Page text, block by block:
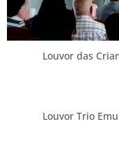
Louvor das
Louvor Trio